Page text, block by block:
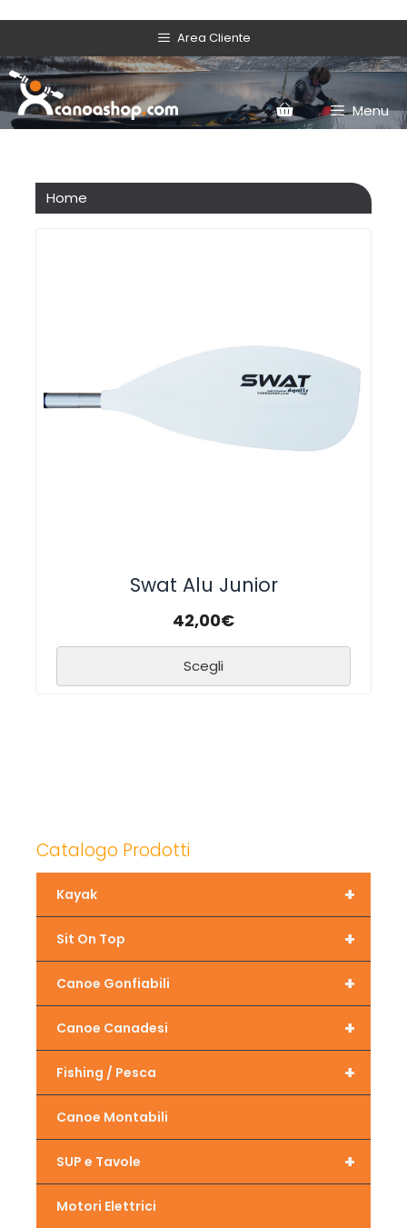
Area Cliente
Menu
Home
Swat Alu Junior
42,00€
Scegli
Catalogo Prodotti
+
Kayak
+
Sit On Top
+
Canoe Gonfiabili
+
Canoe Canadesi
+
Fishing / Pesca
Canoe Montabili
+
SUP e Tavole
Motori Elettrici